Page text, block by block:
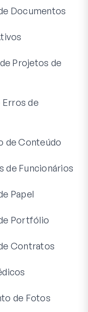
Documentos
Projetos de
Erros de
de Conteúdo
de Funcionários
Papel
Portfólio
Contratos
de Fotos